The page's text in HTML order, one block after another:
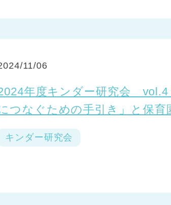
11/06
年度キンダー研究会 vol.4
つなぐための手引き」と保育
キンダー研究会